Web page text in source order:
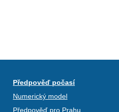
Předpověď počasí
Numerický model
Předpověď pro Prahu